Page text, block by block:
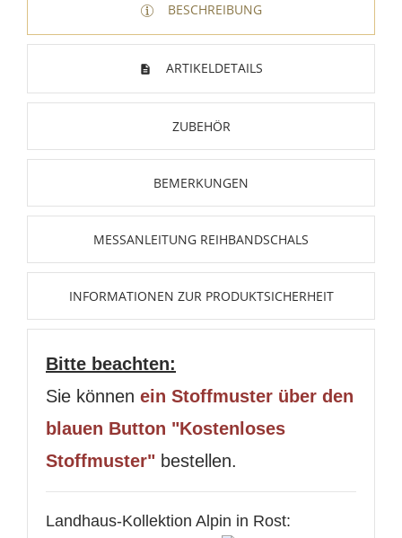
BESCHREIBUNG
ARTIKELDETAILS
ZUBEHÖR
BEMERKUNGEN
MESSANLEITUNG REIHBANDSCHALS
INFORMATIONEN ZUR PRODUKTSICHERHEIT
Bitte beachten:
Sie können ein Stoffmuster über den
blauen Button "Kostenloses
Stoffmuster" bestellen.
Landhaus-Kollektion Alpin in Rost: